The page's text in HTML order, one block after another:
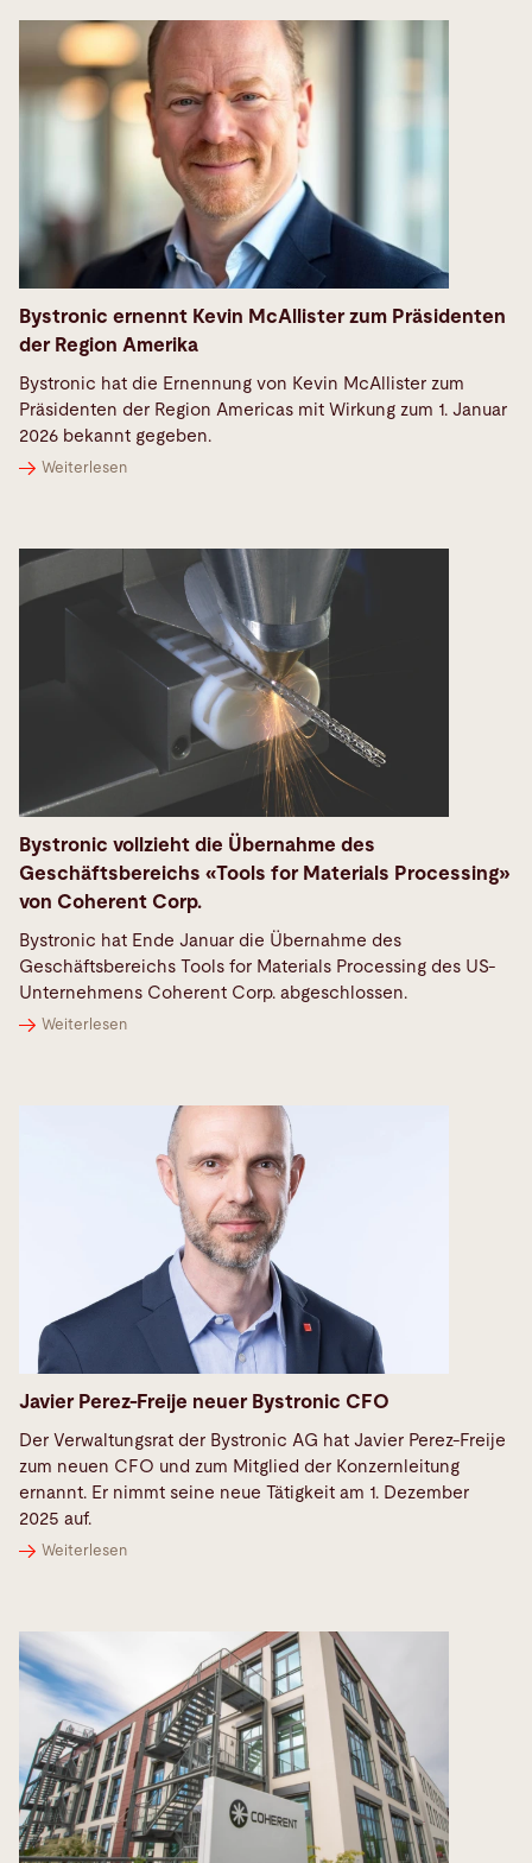
Bystronic ernennt Kevin McAllister zum Präsidenten
der Region Amerika
Bystronic hat die Ernennung von Kevin McAllister zum
Präsidenten der Region Americas mit Wirkung zum 1. Januar
2026 bekannt gegeben.
Weiterlesen
Bystronic vollzieht die Übernahme des
Geschäftsbereichs «Tools for Materials Processing»
von Coherent Corp.
Bystronic hat Ende Januar die Übernahme des
Geschäftsbereichs Tools for Materials Processing des US-
Unternehmens Coherent Corp. abgeschlossen.
Weiterlesen
Javier Perez-Freije neuer Bystronic CFO
Der Verwaltungsrat der Bystronic AG hat Javier Perez-Freije
zum neuen CFO und zum Mitglied der Konzernleitung
ernannt. Er nimmt seine neue Tätigkeit am 1. Dezember
2025 auf.
Weiterlesen